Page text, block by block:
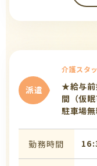
派遣
介護スタ
★給与前
間（仮
駐車場
勤務時間